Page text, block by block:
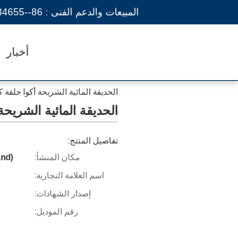
المبيعات والدعم الفنى : 86--13925034655
أخبار
الحديقة المائية الشريحة أكوا
الحديقة المائية
تفاصيل المنتج:
مكان المنشأ:
اسم العلامة التجارية:
إصدار الشهادات:
رقم الموديل: